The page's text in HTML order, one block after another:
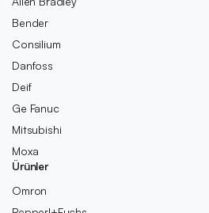
Bender
Consilium
Danfoss
Deif
Ge Fanuc
Mitsubishi
Moxa
Ürünler
Omron